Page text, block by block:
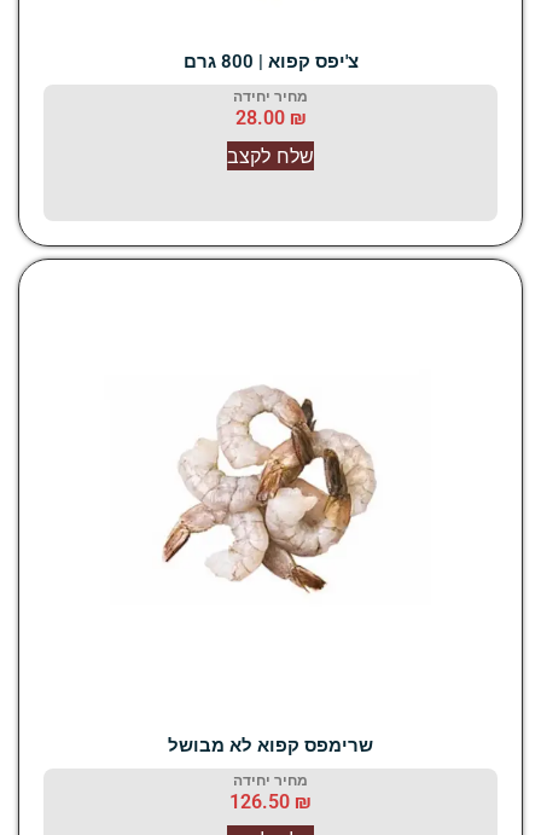
‫צ'יפס קפוא | 800 גרם
מחיר יחידה
28.00
שלח לקצב
שרימפס קפוא לא מבושל
מחיר יחידה
126.50